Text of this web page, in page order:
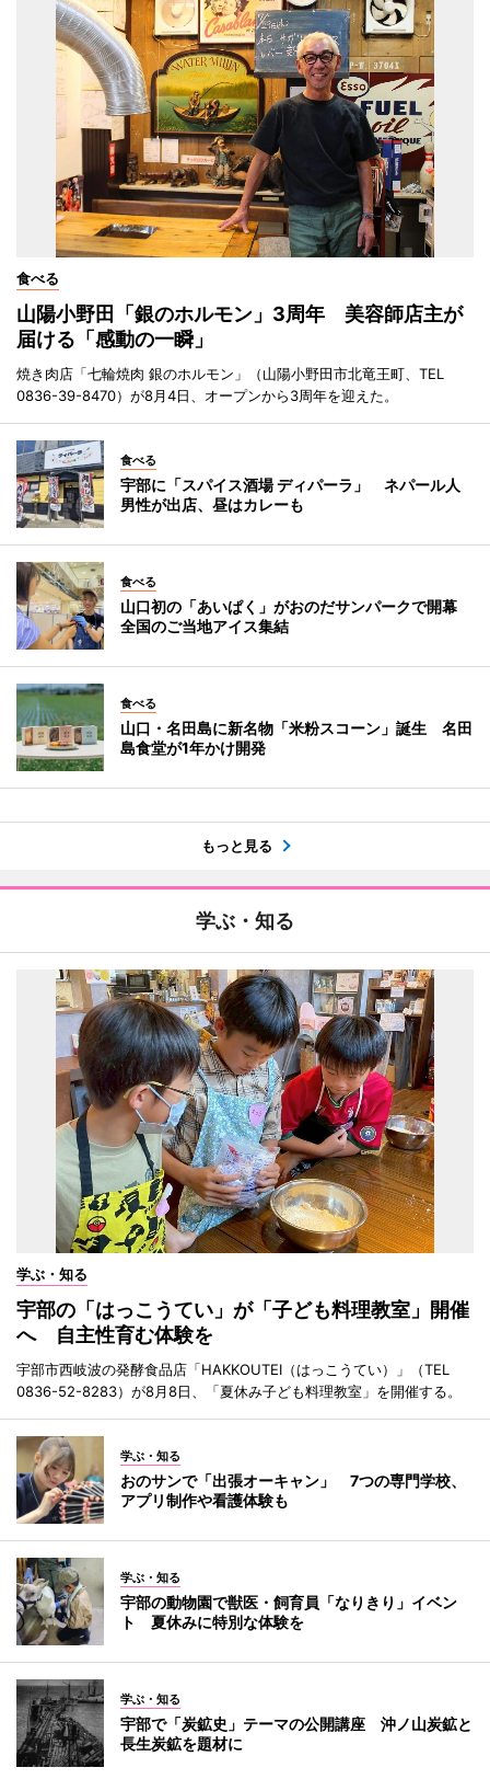
食べる
山陽小野田「銀のホルモン」3周年 美容師店主が
届ける「感動の一瞬」
焼き肉店「七輪焼肉 銀のホルモン」（山陽小野田市北竜王町、TEL
0836-39-8470）が8月4日、オープンから3周年を迎えた。
食べる
宇部に「スパイス酒場 ディパーラ」 ネパール人
男性が出店、昼はカレーも
食べる
山口初の「あいぱく」がおのだサンパークで開幕
全国のご当地アイス集結
食べる
山口・名田島に新名物「米粉スコーン」誕生 名田
島食堂が1年かけ開発
もっと見る
学ぶ・知る
学ぶ・知る
宇部の「はっこうてい」が「子ども料理教室」開催
へ 自主性育む体験を
宇部市西岐波の発酵食品店「HAKKOUTEI（はっこうてい）」（TEL
0836-52-8283）が8月8日、「夏休み子ども料理教室」を開催する。
学ぶ・知る
おのサンで「出張オーキャン」 7つの専門学校、
アプリ制作や看護体験も
学ぶ・知る
宇部の動物園で獣医・飼育員「なりきり」イベン
ト 夏休みに特別な体験を
学ぶ・知る
宇部で「炭鉱史」テーマの公開講座 沖ノ山炭鉱と
長生炭鉱を題材に